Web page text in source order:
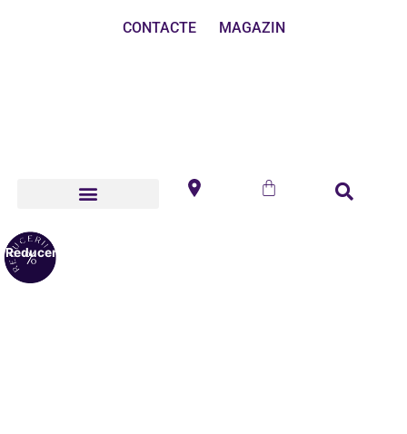
CONTACTE MAGAZIN
Reduceri!